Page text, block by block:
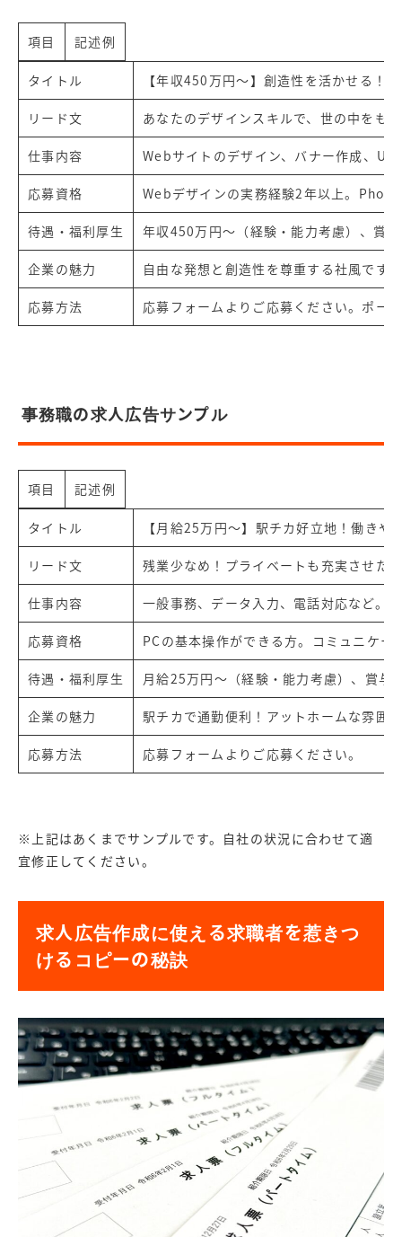
項目 記述例
タイトル 【年収450万円～】創造性を活かせる！
リード文 あなたのデザインスキルで、世の中をも
仕事内容 Webサイトのデザイン、バナー作成、
応募資格 Webデザインの実務経験2年以上。
待遇・福利厚生 年収450万円～（経験・能力考慮）、賞
企業の魅力 自由な発想と創造性を尊重する社風です
応募方法 応募フォームよりご応募ください。ポー
事務職の求人広告サンプル
項目 記述例
タイトル 【月給25万円～】駅チカ好立地！働き
リード文 残業少なめ！プライベートも充実させた
仕事内容 一般事務、データ入力、電話対応など。
応募資格 PCの基本操作ができる方。コミュニケー
待遇・福利厚生 月給25万円～（経験・能力考慮）、賞与
企業の魅力 駅チカで通勤便利！アットホームな雰囲
応募方法 応募フォームよりご応募ください。
※上記はあくまでサンプルです。自社の状況に合わせて適
宜修正してください。
求人広告作成に使える求職者を惹きつ
けるコピーの秘訣